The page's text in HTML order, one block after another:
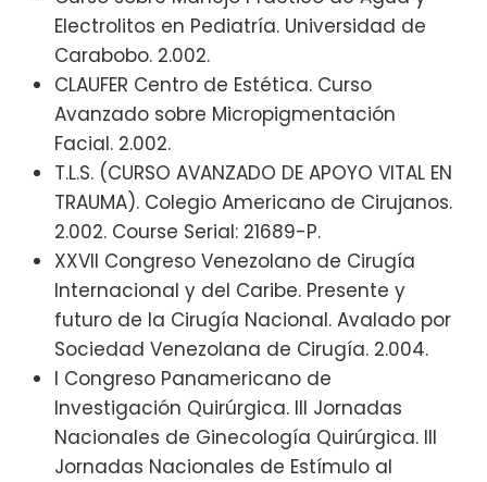
Electrolitos en Pediatría. Universidad de
Carabobo. 2.002.
CLAUFER Centro de Estética. Curso
Avanzado sobre Micropigmentación
Facial. 2.002.
T.L.S. (CURSO AVANZADO DE APOYO VITAL EN
TRAUMA). Colegio Americano de Cirujanos.
2.002. Course Serial: 21689-P.
XXVII Congreso Venezolano de Cirugía
Internacional y del Caribe. Presente y
futuro de la Cirugía Nacional. Avalado por
Sociedad Venezolana de Cirugía. 2.004.
I Congreso Panamericano de
Investigación Quirúrgica. III Jornadas
Nacionales de Ginecología Quirúrgica. III
Jornadas Nacionales de Estímulo al